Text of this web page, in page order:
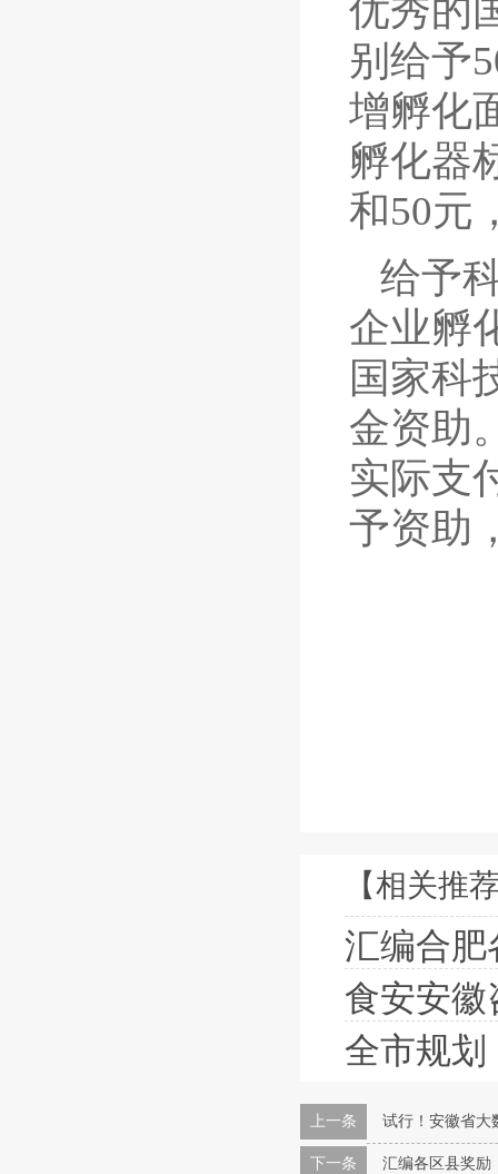
优秀的
别给予
增孵化
孵化器
和50元
给予
企业孵
国家科
金资助
实际支
予资助
【相关推
汇编合肥各地老
食安安徽咨
全市规划！合
上一条 试行！安徽省大
下一条 汇编各区县奖励